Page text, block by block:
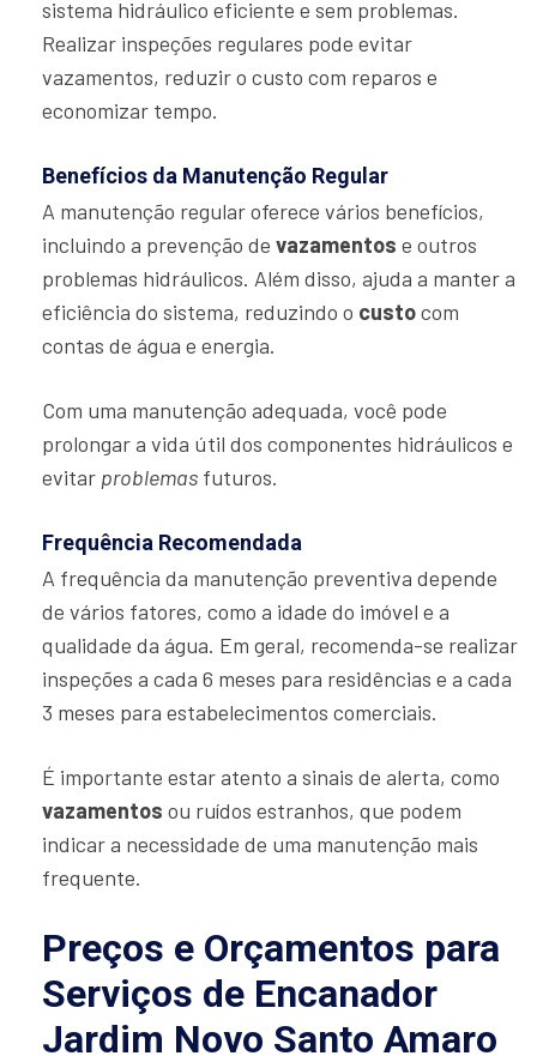
sistema hidráulico eficiente e sem problemas.
Realizar inspeções regulares pode evitar
vazamentos, reduzir o custo com reparos e
economizar tempo.
Benefícios da Manutenção Regular
A manutenção regular oferece vários benefícios,
incluindo a prevenção de vazamentos e outros
problemas hidráulicos. Além disso, ajuda a manter a
eficiência do sistema, reduzindo o custocom
contas de água e energia.
Com uma manutenção adequada, você pode
prolongar a vida útil dos componentes hidráulicos e
evitar problemas futuros.
Frequência Recomendada
A frequência da manutenção preventiva depende
de vários fatores, como a idade do imóvel e a
qualidade da água. Em geral, recomenda-se realizar
inspeções a cada 6 meses para residências e a cada
3 meses para estabelecimentos comerciais.
É importante estar atento a sinais de alerta, como
vazamentos ou ruídos estranhos, que podem
indicar a necessidade de uma manutenção mais
frequente.
Preços e Orçamentos para
Serviços de Encanador
Jardim Novo Santo Amaro